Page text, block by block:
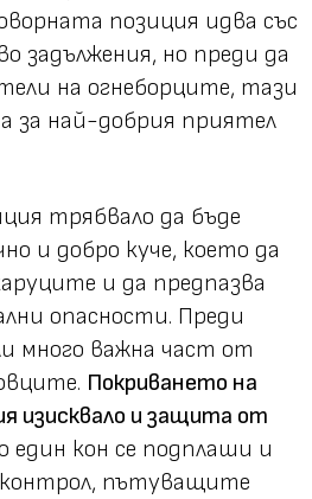
позиция идва със
задължения, но преди да
на огнеборците, тази
за най-добрия приятел
трябвало да бъде
и добро куче, което да
и да предпазва
опасности. Преди
много важна част от
Покриването на
изисквало и защита от
един кон се подплаши и
пътуващите